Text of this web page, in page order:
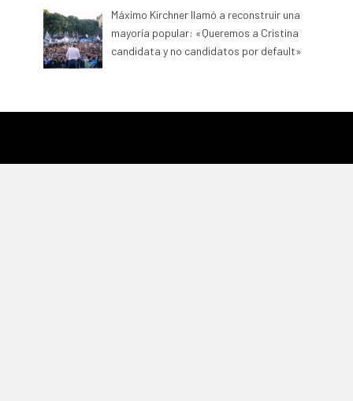
Máximo Kirchner llamó a reconstruir una
mayoría popular: «Queremos a Cristina
candidata y no candidatos por default»